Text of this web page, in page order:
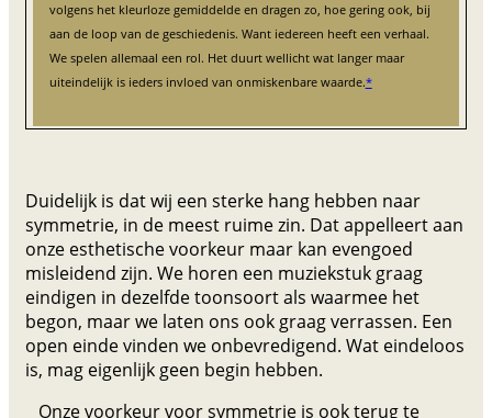
volgens het kleurloze gemiddelde en dragen zo, hoe gering ook, bij
aan de loop van de geschiedenis. Want iedereen heeft een verhaal.
We spelen allemaal een rol. Het duurt wellicht wat langer maar
uiteindelijk is ieders invloed van onmiskenbare waarde.*
Duidelijk is dat wij een sterke hang hebben naar
symmetrie, in de meest ruime zin. Dat appelleert aan
onze esthetische voorkeur maar kan evengoed
misleidend zijn. We horen een muziekstuk graag
eindigen in dezelfde toonsoort als waarmee het
begon, maar we laten ons ook graag verrassen. Een
open einde vinden we onbevredigend. Wat eindeloos
is, mag eigenlijk geen begin hebben.
Onze voorkeur voor symmetrie is ook terug te